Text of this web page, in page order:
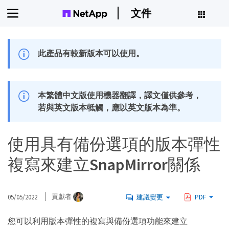
文件
此產品有較新版本可以使用。
本繁體中文版使用機器翻譯，譯文僅供參考，
若與英文版本牴觸，應以英文版本為準。
使用具有備份選項的版本彈性
複寫來建立SnapMirror關係
05/05/2022 貢獻者 建議變更 PDF
您可以利用版本彈性的複寫與備份選項功能來建立